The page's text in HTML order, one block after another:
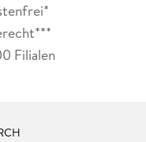
Filialen